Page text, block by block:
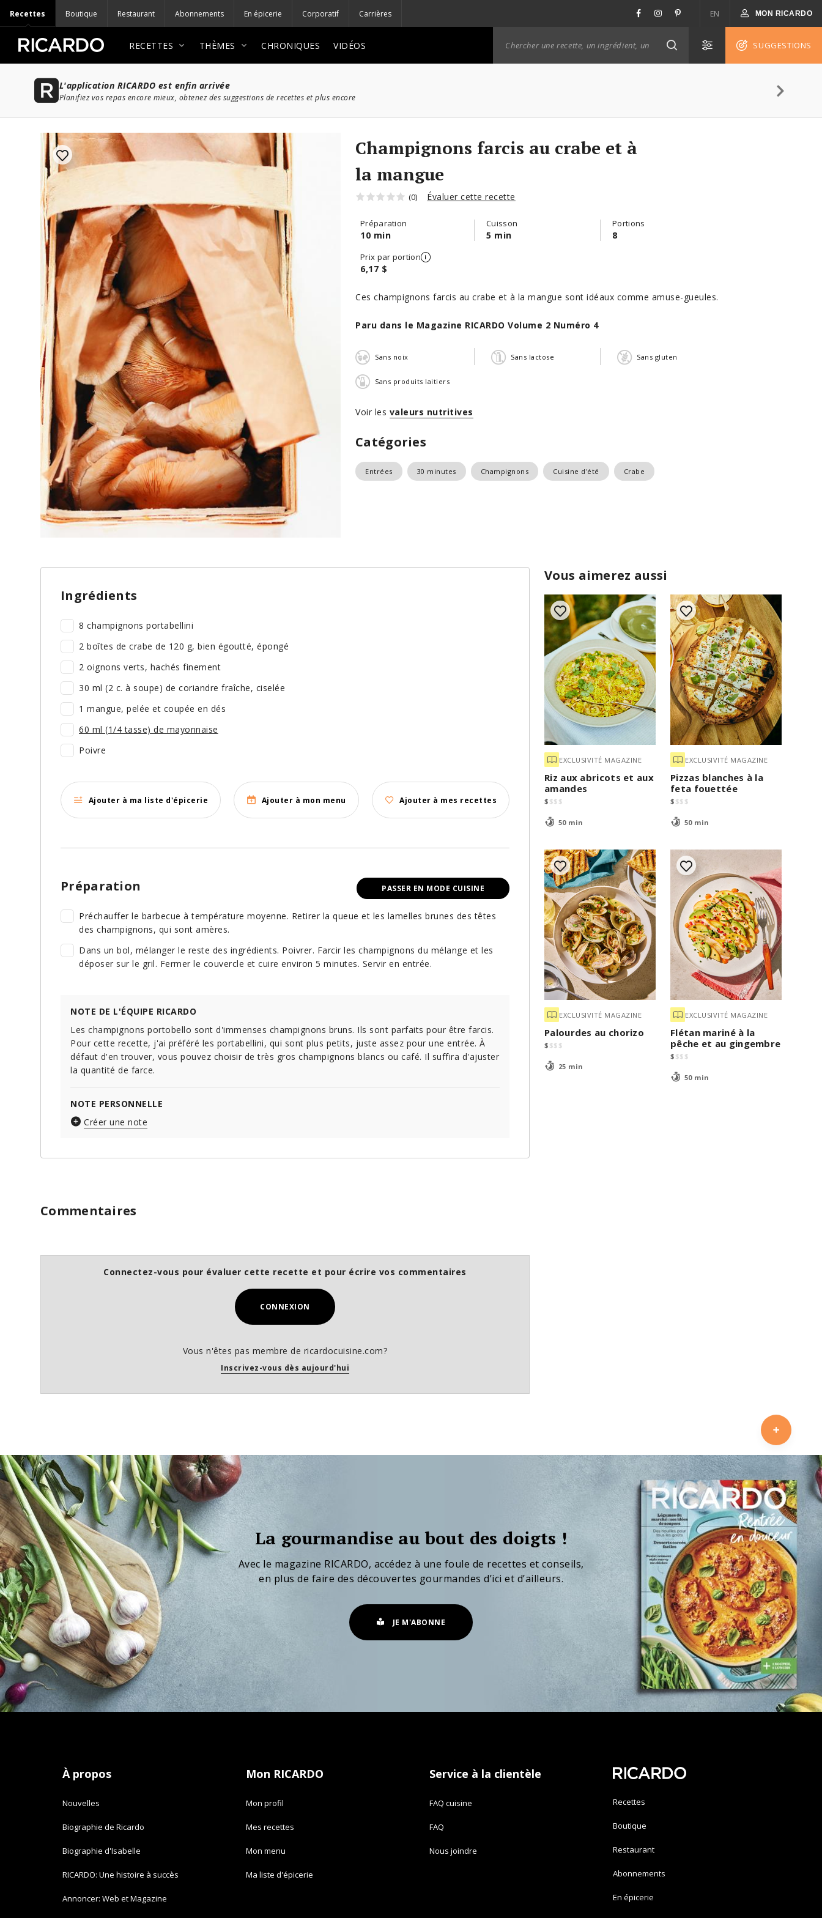
Recettes Boutique Restaurant Abonnements En épicerie Corporatif Carrières EN MON RICARDO
RECETTES THÈMES CHRONIQUES VIDÉOS SUGGESTIONS
L'application RICARDO est enfin arrivée
Planifiez vos repas encore mieux, obtenez des suggestions de recettes et plus encore
Champignons farcis au crabe et à
la mangue
(0) Évaluer cette recette
Préparation
10 min
Cuisson
5 min
Portions
8
Prix par portion
6,17 $
Ces champignons farcis au crabe et à la mangue sont idéaux comme amuse-gueules.
Paru dans le Magazine RICARDO Volume 2 Numéro 4
Sans noix Sans lactose Sans gluten
Sans produits laitiers
Voir les valeurs nutritives
Catégories
Entrées 30 minutes Champignons Cuisine d'été Crabe
Vous aimerez aussi
EXCLUSIVITÉ MAGAZINE
Riz aux abricots et aux
amandes
$ $$ $
50 min
EXCLUSIVITÉ MAGAZINE
Pizzas blanches à la
feta fouettée
$ $$ $
50 min
EXCLUSIVITÉ MAGAZINE
Palourdes au chorizo
$ $$ $
25 min
EXCLUSIVITÉ MAGAZINE
Flétan mariné à la
pêche et au gingembre
$ $$ $
50 min
Ingrédients
8 champignons portabellini
2 boîtes de crabe de 120 g, bien égoutté, épongé
2 oignons verts, hachés finement
30 ml (2 c. à soupe) de coriandre fraîche, ciselée
1 mangue, pelée et coupée en dés
60 ml (1/4 tasse) de mayonnaise
Poivre
Ajouter à ma liste d'épicerie Ajouter à mon menu Ajouter à mes recettes
PASSER EN MODE CUISINE
Préparation
Préchauffer le barbecue à température moyenne. Retirer la queue et les lamelles brunes des têtes
des champignons, qui sont amères.
Dans un bol, mélanger le reste des ingrédients. Poivrer. Farcir les champignons du mélange et les
déposer sur le gril. Fermer le couvercle et cuire environ 5 minutes. Servir en entrée.
NOTE DE L'ÉQUIPE RICARDO
Les champignons portobello sont d'immenses champignons bruns. Ils sont parfaits pour être farcis.
Pour cette recette, j'ai préféré les portabellini, qui sont plus petits, juste assez pour une entrée. À
défaut d'en trouver, vous pouvez choisir de très gros champignons blancs ou café. Il suffira d'ajuster
la quantité de farce.
NOTE PERSONNELLE
Créer une note
Commentaires
Connectez-vous pour évaluer cette recette et pour écrire vos commentaires
CONNEXION
Vous n'êtes pas membre de ricardocuisine.com?
Inscrivez-vous dès aujourd'hui
La gourmandise au bout des doigts !
Avec le magazine RICARDO, accédez à une foule de recettes et conseils,
en plus de faire des découvertes gourmandes d’ici et d’ailleurs.
JE M'ABONNE
À propos
Nouvelles
Biographie de Ricardo
Biographie d'Isabelle
RICARDO: Une histoire à succès
Annoncer: Web et Magazine
Mon RICARDO
Mon profil
Mes recettes
Mon menu
Ma liste d'épicerie
Service à la clientèle
FAQ cuisine
FAQ
Nous joindre
Recettes
Boutique
Restaurant
Abonnements
En épicerie